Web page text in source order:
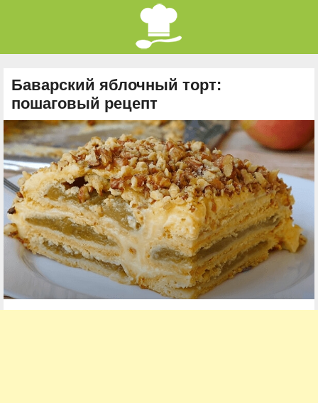
Баварский яблочный торт:
пошаговый рецепт